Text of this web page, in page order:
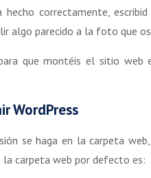
correctamente,
algo parecido a la foto que
que montéis el sitio web
WordPress
se haga en la carpeta
carpeta web por defecto es: